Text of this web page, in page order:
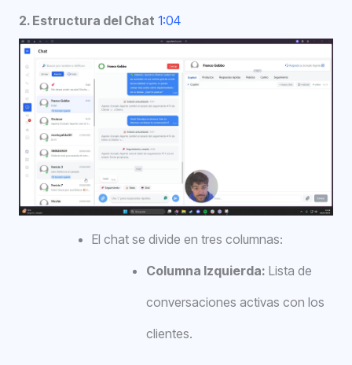
2. Estructura del Chat 1:04
El chat se divide en tres columnas:
Columna Izquierda: Lista de
conversaciones activas con los
clientes.